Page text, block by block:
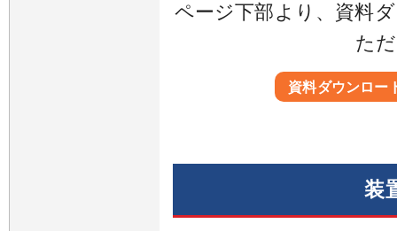
ページ下部より、資料
た
資料ダウンロー
装